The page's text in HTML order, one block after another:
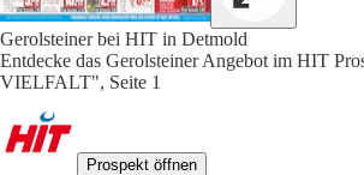
Gerolsteiner bei HIT in Detmold
Entdecke das Gerolsteiner Angebot im HIT
VIELFALT", Seite 1
Prospekt öffnen